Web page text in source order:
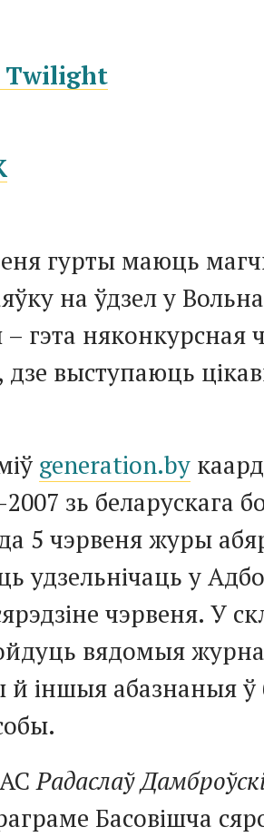
Twilight
гурты маюць
на ўдзел у
гэта няконкурсная
выступаюць
generation.by
зь беларускага
5 чэрвеня журы
удзельнічаць у
чэрвеня. У
вядомыя
й іншыя абазнаныя ў
Радаслаў
Басовішча